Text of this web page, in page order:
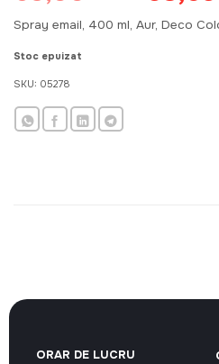
inițial
a
Spray email, 400 ml, Aur, Deco
Stoc epuizat
SKU: 05278
ORAR DE LUCRU